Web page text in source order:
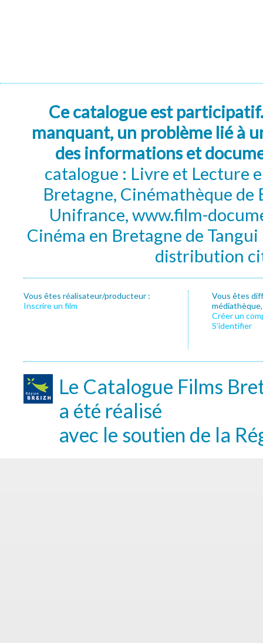
Ce catalogue est
manquant, un problème lié à
des informations et
catalogue : Livre et Lecture
Bretagne, Cinémathèque de
Unifrance, www.film-
Cinéma en Bretagne de
distribution
Vous êtes réalisateur/producteur :
Inscrire un film
Vous êtes
Créer un
S’identifier
Le Catalogue Films
a été réalisé
avec le soutien de la